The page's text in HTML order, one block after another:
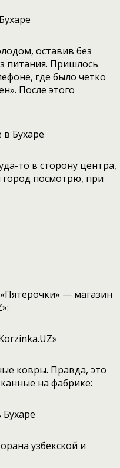
оставив без
питания. Пришлось
где было четко
После этого
то в сторону центра,
город посмотрю, при
— магазин
ковры. Правда, это
на фабрике:
узбекской и